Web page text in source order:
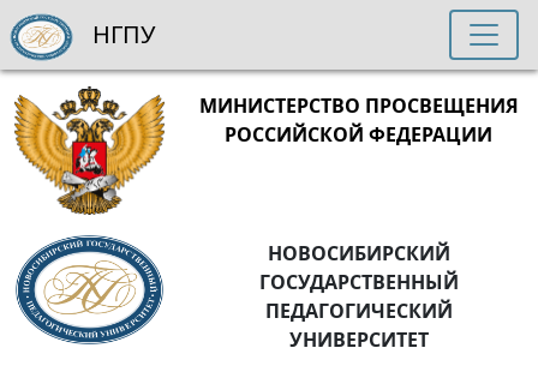
МИНИСТЕРСТВО ПРОСВЕЩЕНИЯ
РОССИЙСКОЙ ФЕДЕРАЦИИ
НОВОСИБИРСКИЙ
ГОСУДАРСТВЕННЫЙ
ПЕДАГОГИЧЕСКИЙ
УНИВЕРСИТЕТ
НГПУ